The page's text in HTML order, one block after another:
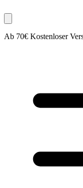
Ab 70€ Kostenloser